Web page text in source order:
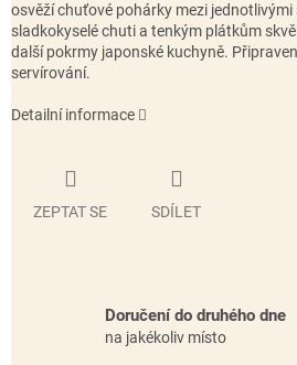
osvěží chuťové pohárky mezi jednotlivými
sladkokyselé chuti a tenkým plátkům
další pokrmy japonské kuchyně.
servírování.
Detailní informace
ZEPTAT SE SDÍLET
Doručení do druhého dne
na jakékoliv místo